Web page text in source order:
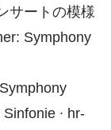
ートの模様
Symphony
Symphony
∙ hr-